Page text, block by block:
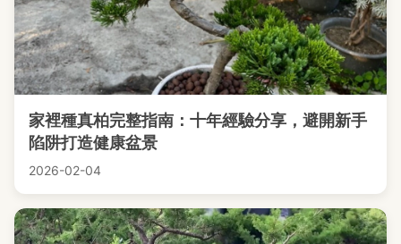
家裡種真柏完整指南：十年經驗分享，避開新手
陷阱打造健康盆景
2026-02-04